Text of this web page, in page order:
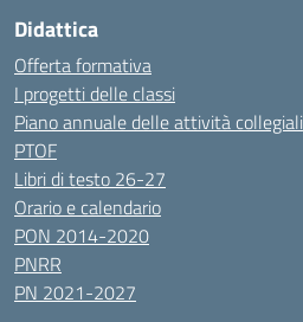
Didattica
Offerta formativa
I progetti delle classi
Piano annuale delle attività collegiali
PTOF
Libri di testo 26-27
Orario e calendario
PON 2014-2020
PNRR
PN 2021-2027